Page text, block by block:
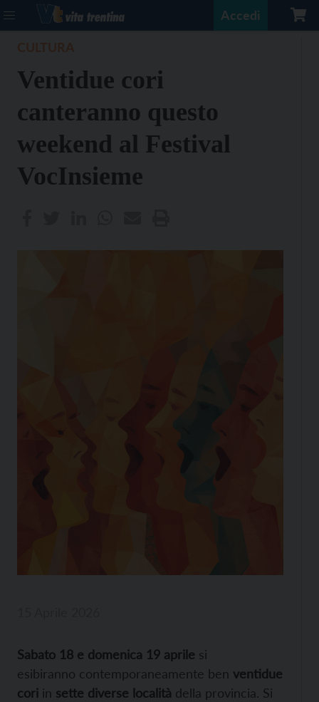
Accedi
Ventidue cori
canteranno questo
weekend al Festival
VocInsieme
Sabato 18 e domenica 19 aprile si
esibiranno contemporaneamente ben ventidue
cori in sette diverse località della provincia. Si